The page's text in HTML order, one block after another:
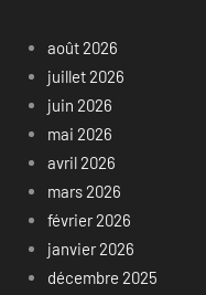
août 2026
juillet 2026
juin 2026
mai 2026
avril 2026
mars 2026
février 2026
janvier 2026
décembre 2025